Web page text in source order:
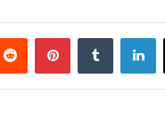
لينكدإن